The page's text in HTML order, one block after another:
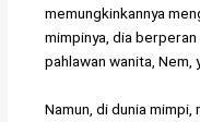
memungkinkannya
mimpinya, dia
pahlawan wanita, Nem,
Namun, di dunia